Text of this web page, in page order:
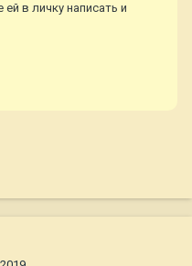
в личку написать и